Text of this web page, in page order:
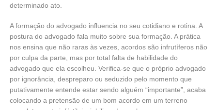
determinado ato.
A formação do advogado influencia no seu cotidiano e rotina. A
postura do advogado fala muito sobre sua formação. A prática
nos ensina que não raras às vezes, acordos são infrutíferos não
por culpa da parte, mas por total falta de habilidade do
advogado que ela escolheu. Verifica-se que o próprio advogado
por ignorância, despreparo ou seduzido pelo momento que
putativamente entende estar sendo alguém “importante”, acaba
colocando a pretensão de um bom acordo em um terreno